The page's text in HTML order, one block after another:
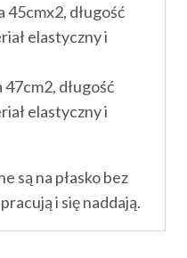
45cmx2, długość
elastyczny i
długość
elastyczny i
są na płasko bez
i się naddają.